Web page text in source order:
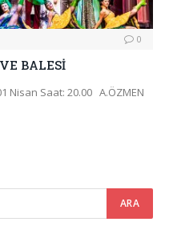
0
BALESİ
Nisan Saat: 20.00 A.ÖZMEN